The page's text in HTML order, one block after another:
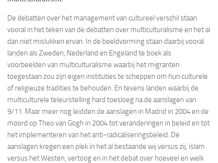
De debatten over het management van cultureel verschil staan
vooral in het teken van de debatten over multiculturalisme en het al
dan niet mislukken ervan. In de beeldvorming staan daarbij vooral
landen als Zweden, Nederland en Engeland te boek als
voorbeelden van multiculturalisme waarbij het migranten
toegestaan zou zijn eigen instituties te scheppen om hun culturele
of religieuze tradities te behouden. En tevens landen waarbij de
multiculturele teleurstelling hard toesloeg na de aanslagen van
9/11. Maar meer nog leidden de aanslagen in Madrid in 2004 en de
moord op Theo van Gogh in 2004 tot veranderingen in beleid en tot
het implementeren van het anti-radicaliseringsbeleid. De
aanslagen kregen een plek in het al bestaande wij versus zij, islam
versus het Westen, vertoog en in het debat over hoeveel en welk